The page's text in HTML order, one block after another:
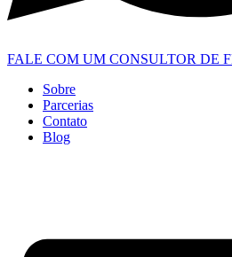
FALE COM UM CONSULTOR DE
Sobre
Parcerias
Contato
Blog